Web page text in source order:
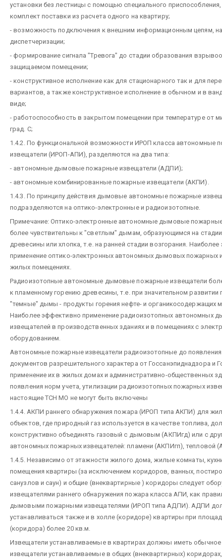
установки без лестницы с помощью специального
комплект поставки из расчета одного на квартиру;
- возможность подключения к внешним информационным цепям,
диспетчеризации;
- формирование сигнала "Тревога" до стадии образования
защищаемом помещении;
- конструктивное исполнение как для стационарного так и для
вариантов, а также конструктивное исполнение в обычном и в
виде;
- работоспособность в закрытом помещении при температуре от
град. С;
1.4.2. По функциональной возможности ИРОП класса автономные
извещатели (ИРОП-АПИ), разделяются на два типа:
- автономные дымовые пожарные извещатели (АДПИ);
- автономные комбинированные пожарные извещатели (АКПИ).
1.4.3. По принципу действия дымовые автономные пожарные
подразделяются на оптико-электронные и радиоизотопные.
Примечание: Оптико-электронные автономные дымовые
более чувствительны к "светлым" дымам, образующимся на стадии
древесины или хлопка, т.е. на ранней стадии возгорания.
применение оптико-электронных автономных дымовых пожарных
жилых помещениях.
Радиоизотопные автономные дымовые пожарные извещатели
к пламенному горению древесины, т.е. при значительном развитии
"темные" дымы - продукты горения нефте- и органикосодержащих
Наиболее эффективно применение радиоизотопных автономных
извещателей в производственных зданиях и в помещениях с
оборудованием.
Автономные пожарные извещатели радиоизотопные до
документов разрешительного характера от Госсанэпиднадзора и
применение их в жилых домах и административно-общественных
появления норм учета, утилизации радиоизотопных пожарных
настоящие ТСН МО не могут быть включены
1.4.4. АКПИ раннего обнаружения пожара (ИРОП типа АКПИ) для
объектов, где природный газ используется в качестве топлива,
конструктивно объединять газовый с дымовым (АКПИгд) или с
автономных пожарных извещателей: пламени (АКПИгп), тепловой
1.4.5. Независимо от этажности жилого дома, жилые комнаты,
помещения квартиры (за исключением коридоров, ванных,
санузлов и саун) и общие (внеквартирные ) коридоры следует
извещателями раннего обнаружения пожара класса АПИ, как
дымовыми пожарными извещателями (ИРОП типа АДПИ). АДПИ
устанавливаться также и в холле (коридоре) квартиры при
(коридора) более 20 кв.м.
Извещатели устанавливаемые в квартирах должны иметь обычное
извещатели устанавливаемые в общих (внеквартирных)